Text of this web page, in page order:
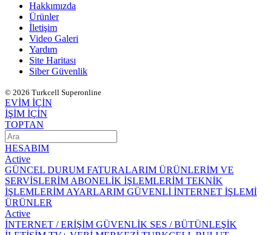
Hakkımızda
Ürünler
İletişim
Video Galeri
Yardım
Site Haritası
Siber Güvenlik
© 2026 Turkcell Superonline
EVİM İÇİN
İŞİM İÇİN
TOPTAN
HESABIM
Active
GÜNCEL DURUM FATURALARIM ÜRÜNLERİM VE
SERVİSLERİMABONELİK İŞLEMLERİM TEKNİK
İŞLEMLERİMAYARLARIM GÜVENLİ İNTERNET İŞLEMİ
ÜRÜNLER
Active
İNTERNET / ERİŞİM GÜVENLİK SES / BÜTÜNLEŞİK